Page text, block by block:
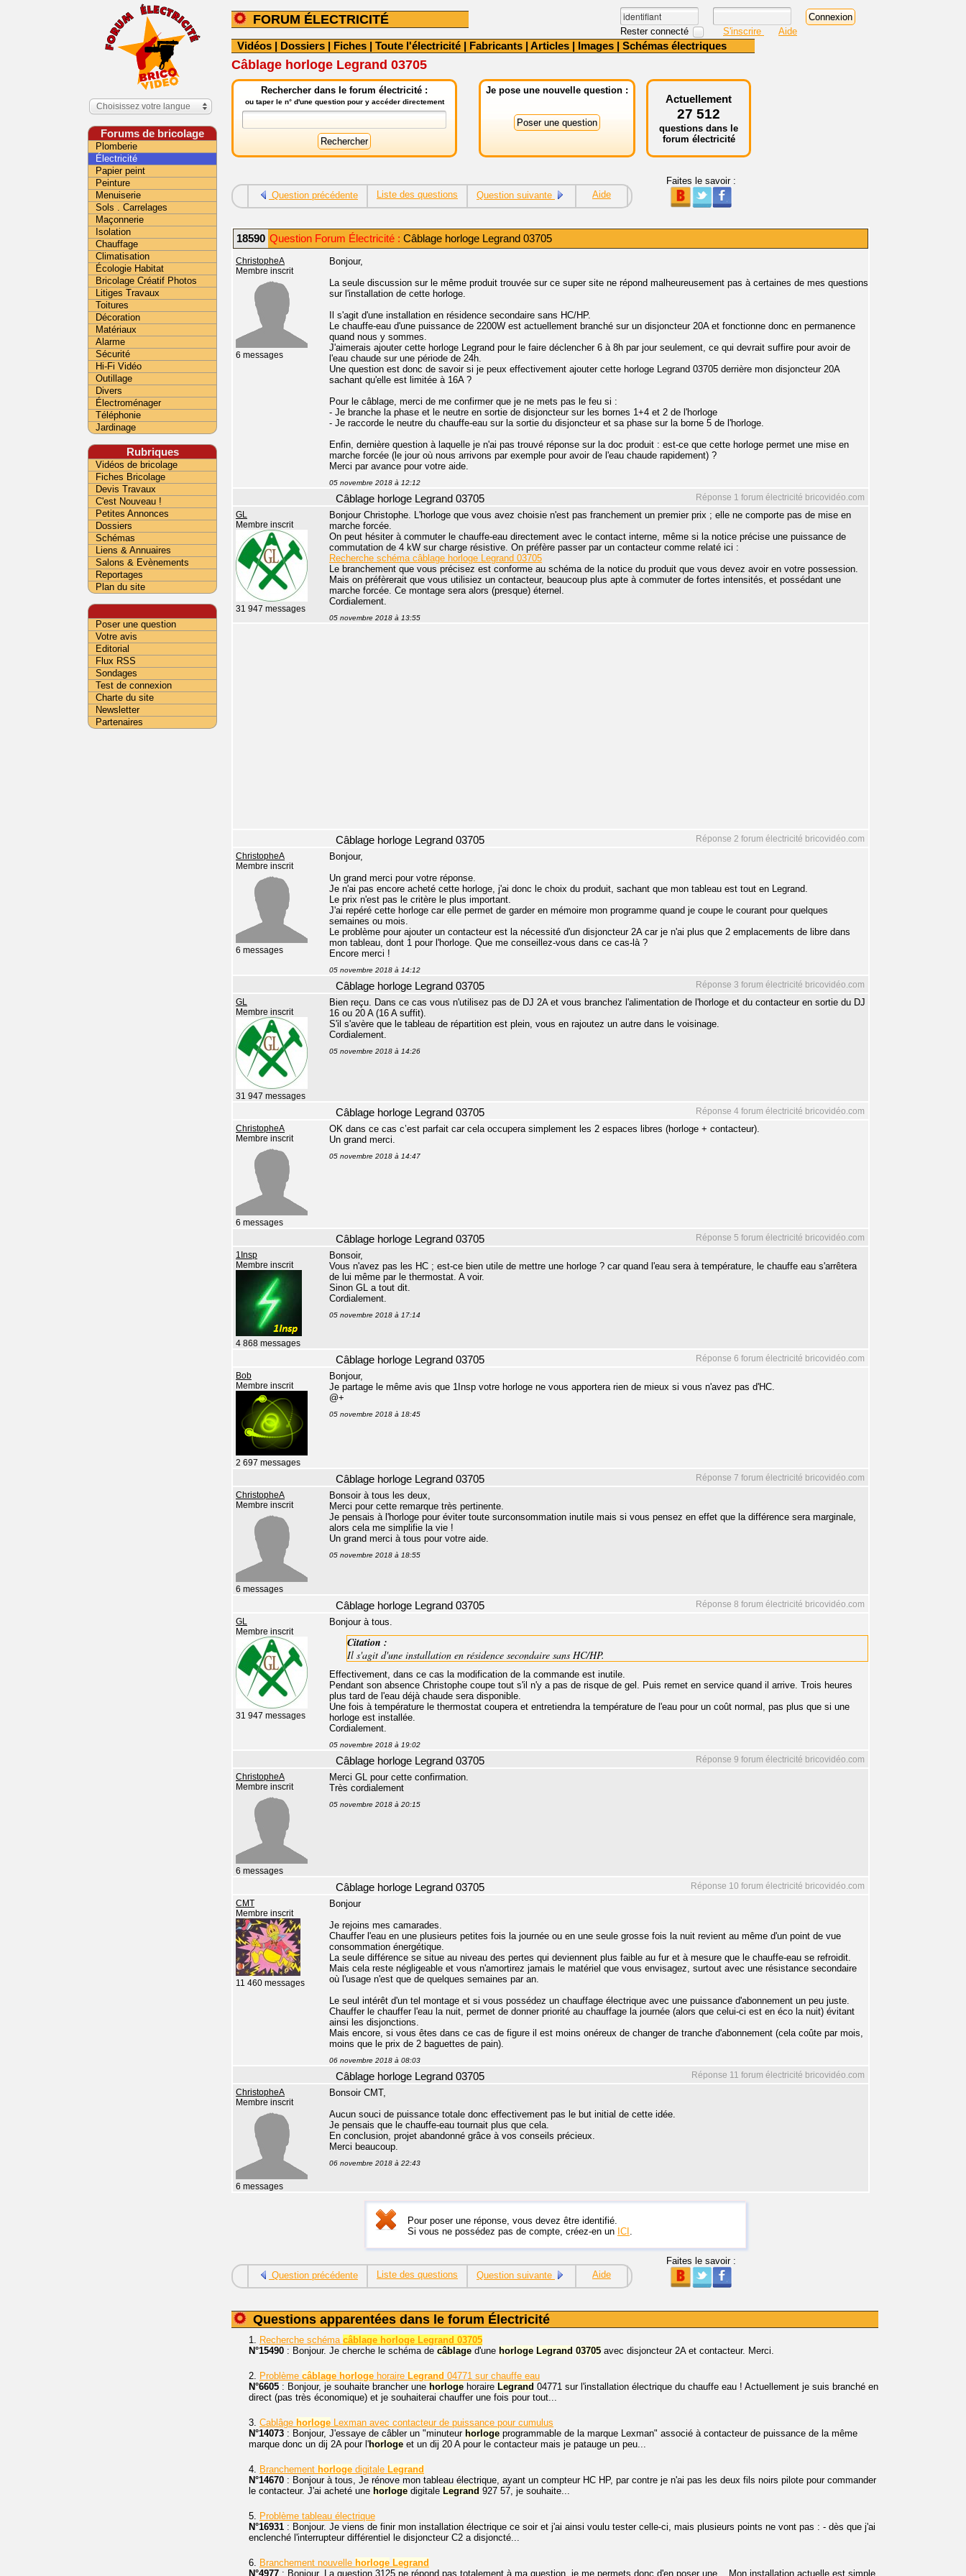
FORUM ÉLECTRICITÉ
Rester connecté S'inscrire Aide
Vidéos | Dossiers | Fiches | Toute l'électricité | Fabricants | Articles | Images | Schémas électriques
Câblage horloge Legrand 03705
Rechercher dans le forum électricité :
ou taper le n° d'une question pour y accéder directement
Je pose une nouvelle question :
Actuellement
27 512
questions dans le
forum électricité
Question précédente Liste des questions Question suivante Aide
Faites le savoir :
18590 Question Forum Électricité : Câblage horloge Legrand 03705
ChristopheA
Membre inscrit
6 messages
Bonjour,
La seule discussion sur le même produit trouvée sur ce super site ne répond malheureusement pas à certaines de mes questions
sur l'installation de cette horloge.
Il s'agit d'une installation en résidence secondaire sans HC/HP.
Le chauffe-eau d'une puissance de 2200W est actuellement branché sur un disjoncteur 20A et fonctionne donc en permanence
quand nous y sommes.
J'aimerais ajouter cette horloge Legrand pour le faire déclencher 6 à 8h par jour seulement, ce qui devrait suffire pour avoir de
l'eau chaude sur une période de 24h.
Une question est donc de savoir si je peux effectivement ajouter cette horloge Legrand 03705 derrière mon disjoncteur 20A
sachant qu'elle est limitée à 16A ?
Pour le câblage, merci de me confirmer que je ne mets pas le feu si :
- Je branche la phase et le neutre en sortie de disjoncteur sur les bornes 1+4 et 2 de l'horloge
- Je raccorde le neutre du chauffe-eau sur la sortie du disjoncteur et sa phase sur la borne 5 de l'horloge.
Enfin, dernière question à laquelle je n'ai pas trouvé réponse sur la doc produit : est-ce que cette horloge permet une mise en
marche forcée (le jour où nous arrivons par exemple pour avoir de l'eau chaude rapidement) ?
Merci par avance pour votre aide.
05 novembre 2018 à 12:12
Réponse 1 forum électricité bricovidéo.com
Câblage horloge Legrand 03705
GL
Membre inscrit
31 947 messages
Bonjour Christophe. L'horloge que vous avez choisie n'est pas franchement un premier prix ; elle ne comporte pas de mise en
marche forcée.
On peut hésiter à commuter le chauffe-eau directement avec le contact interne, même si la notice précise une puissance de
commutation de 4 kW sur charge résistive. On préfère passer par un contacteur comme relaté ici :
Recherche schéma câblage horloge Legrand 03705
Le branchement que vous précisez est conforme au schéma de la notice du produit que vous devez avoir en votre possession.
Mais on préfèrerait que vous utilisiez un contacteur, beaucoup plus apte à commuter de fortes intensités, et possédant une
marche forcée. Ce montage sera alors (presque) éternel.
Cordialement.
05 novembre 2018 à 13:55
Réponse 2 forum électricité bricovidéo.com
Câblage horloge Legrand 03705
ChristopheA
Membre inscrit
6 messages
Bonjour,
Un grand merci pour votre réponse.
Je n'ai pas encore acheté cette horloge, j'ai donc le choix du produit, sachant que mon tableau est tout en Legrand.
Le prix n'est pas le critère le plus important.
J'ai repéré cette horloge car elle permet de garder en mémoire mon programme quand je coupe le courant pour quelques
semaines ou mois.
Le problème pour ajouter un contacteur est la nécessité d'un disjoncteur 2A car je n'ai plus que 2 emplacements de libre dans
mon tableau, dont 1 pour l'horloge. Que me conseillez-vous dans ce cas-là ?
Encore merci !
05 novembre 2018 à 14:12
Réponse 3 forum électricité bricovidéo.com
Câblage horloge Legrand 03705
GL
Membre inscrit
31 947 messages
Bien reçu. Dans ce cas vous n'utilisez pas de DJ 2A et vous branchez l'alimentation de l'horloge et du contacteur en sortie du DJ
16 ou 20 A (16 A suffit).
S'il s'avère que le tableau de répartition est plein, vous en rajoutez un autre dans le voisinage.
Cordialement.
05 novembre 2018 à 14:26
Réponse 4 forum électricité bricovidéo.com
Câblage horloge Legrand 03705
ChristopheA
Membre inscrit
6 messages
OK dans ce cas c’est parfait car cela occupera simplement les 2 espaces libres (horloge + contacteur).
Un grand merci.
05 novembre 2018 à 14:47
Réponse 5 forum électricité bricovidéo.com
Câblage horloge Legrand 03705
1Insp
Membre inscrit
4 868 messages
Bonsoir,
Vous n'avez pas les HC ; est-ce bien utile de mettre une horloge ? car quand l'eau sera à température, le chauffe eau s'arrêtera
de lui même par le thermostat. A voir.
Sinon GL a tout dit.
Cordialement.
05 novembre 2018 à 17:14
Réponse 6 forum électricité bricovidéo.com
Câblage horloge Legrand 03705
Bob
Membre inscrit
2 697 messages
Bonjour,
Je partage le même avis que 1Insp votre horloge ne vous apportera rien de mieux si vous n'avez pas d'HC.
@+
05 novembre 2018 à 18:45
Réponse 7 forum électricité bricovidéo.com
Câblage horloge Legrand 03705
ChristopheA
Membre inscrit
6 messages
Bonsoir à tous les deux,
Merci pour cette remarque très pertinente.
Je pensais à l'horloge pour éviter toute surconsommation inutile mais si vous pensez en effet que la différence sera marginale,
alors cela me simplifie la vie !
Un grand merci à tous pour votre aide.
05 novembre 2018 à 18:55
Réponse 8 forum électricité bricovidéo.com
Câblage horloge Legrand 03705
GL
Membre inscrit
31 947 messages
Bonjour à tous.
Citation :
Il s'agit d'une installation en résidence secondaire sans HC/HP.
Effectivement, dans ce cas la modification de la commande est inutile.
Pendant son absence Christophe coupe tout s'il n'y a pas de risque de gel. Puis remet en service quand il arrive. Trois heures
plus tard de l'eau déjà chaude sera disponible.
Une fois à température le thermostat coupera et entretiendra la température de l'eau pour un coût normal, pas plus que si une
horloge est installée.
Cordialement.
05 novembre 2018 à 19:02
Réponse 9 forum électricité bricovidéo.com
Câblage horloge Legrand 03705
ChristopheA
Membre inscrit
6 messages
Merci GL pour cette confirmation.
Très cordialement
05 novembre 2018 à 20:15
Réponse 10 forum électricité bricovidéo.com
Câblage horloge Legrand 03705
CMT
Membre inscrit
11 460 messages
Bonjour
Je rejoins mes camarades.
Chauffer l'eau en une plusieurs petites fois la journée ou en une seule grosse fois la nuit revient au même d'un point de vue
consommation énergétique.
La seule différence se situe au niveau des pertes qui deviennent plus faible au fur et à mesure que le chauffe-eau se refroidit.
Mais cela reste négligeable et vous n'amortirez jamais le matériel que vous envisagez, surtout avec une résistance secondaire
où l'usage n'est que de quelques semaines par an.
Le seul intérêt d'un tel montage et si vous possédez un chauffage électrique avec une puissance d'abonnement un peu juste.
Chauffer le chauffer l'eau la nuit, permet de donner priorité au chauffage la journée (alors que celui-ci est en éco la nuit) évitant
ainsi les disjonctions.
Mais encore, si vous êtes dans ce cas de figure il est moins onéreux de changer de tranche d'abonnement (cela coûte par mois,
moins que le prix de 2 baguettes de pain).
06 novembre 2018 à 08:03
Réponse 11 forum électricité bricovidéo.com
Câblage horloge Legrand 03705
ChristopheA
Membre inscrit
6 messages
Bonsoir CMT,
Aucun souci de puissance totale donc effectivement pas le but initial de cette idée.
Je pensais que le chauffe-eau tournait plus que cela.
En conclusion, projet abandonné grâce à vos conseils précieux.
Merci beaucoup.
06 novembre 2018 à 22:43
Pour poser une réponse, vous devez être identifié.
Si vous ne possédez pas de compte, créez-en un ICI .
Question précédente Liste des questions Question suivante Aide
Faites le savoir :
Questions apparentées dans le forum Électricité
1. Recherche schéma câblage horloge Legrand 03705
N°15490 : Bonjour. Je cherche le schéma de câblage d'une horloge Legrand 03705 avec disjoncteur 2A et contacteur. Merci.
2. Problème câblage horloge horaire Legrand 04771 sur chauffe eau
N°6605 : Bonjour, je souhaite brancher une horloge horaire Legrand 04771 sur l'installation électrique du chauffe eau ! Actuellement je suis branché en
direct (pas très économique) et je souhaiterai chauffer une fois pour tout...
3. Cablâge horloge Lexman avec contacteur de puissance pour cumulus
N°14073 : Bonjour, J'essaye de câbler un "minuteur horloge programmable de la marque Lexman" associé à contacteur de puissance de la même
marque donc un dij 2A pour l'horloge et un dij 20 A pour le contacteur mais je patauge un peu...
4. Branchement horloge digitale Legrand
N°14670 : Bonjour à tous, Je rénove mon tableau électrique, ayant un compteur HC HP, par contre je n'ai pas les deux fils noirs pilote pour commander
le contacteur. J'ai acheté une horloge digitale Legrand 927 57, je souhaite...
5. Problème tableau électrique
N°16931 : Bonjour. Je viens de finir mon installation électrique ce soir et j'ai ainsi voulu tester celle-ci, mais plusieurs points ne vont pas : - dès que j'ai
enclenché l'interrupteur différentiel le disjoncteur C2 a disjoncté...
6. Branchement nouvelle horloge Legrand
N°4977 : Bonjour, La question 3125 ne répond pas totalement à ma question, je me permets donc d'en poser une... Mon installation actuelle est simple
Choisissez votre langue
Forums de bricolage
Plomberie
Électricité
Papier peint
Peinture
Menuiserie
Sols . Carrelages
Maçonnerie
Isolation
Chauffage
Climatisation
Écologie Habitat
Bricolage Créatif Photos
Litiges Travaux
Toitures
Décoration
Matériaux
Alarme
Sécurité
Hi-Fi Vidéo
Outillage
Divers
Électroménager
Téléphonie
Jardinage
Rubriques
Vidéos de bricolage
Fiches Bricolage
Devis Travaux
C'est Nouveau !
Petites Annonces
Dossiers
Schémas
Liens & Annuaires
Salons & Evènements
Reportages
Plan du site
Poser une question
Votre avis
Editorial
Flux RSS
Sondages
Test de connexion
Charte du site
Newsletter
Partenaires